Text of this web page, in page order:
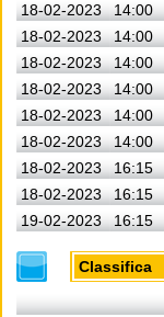
18-02-2023
14:00
18-02-2023
14:00
18-02-2023
14:00
18-02-2023
14:00
18-02-2023
14:00
18-02-2023
14:00
18-02-2023
16:15
18-02-2023
16:15
19-02-2023
16:15
Classifica